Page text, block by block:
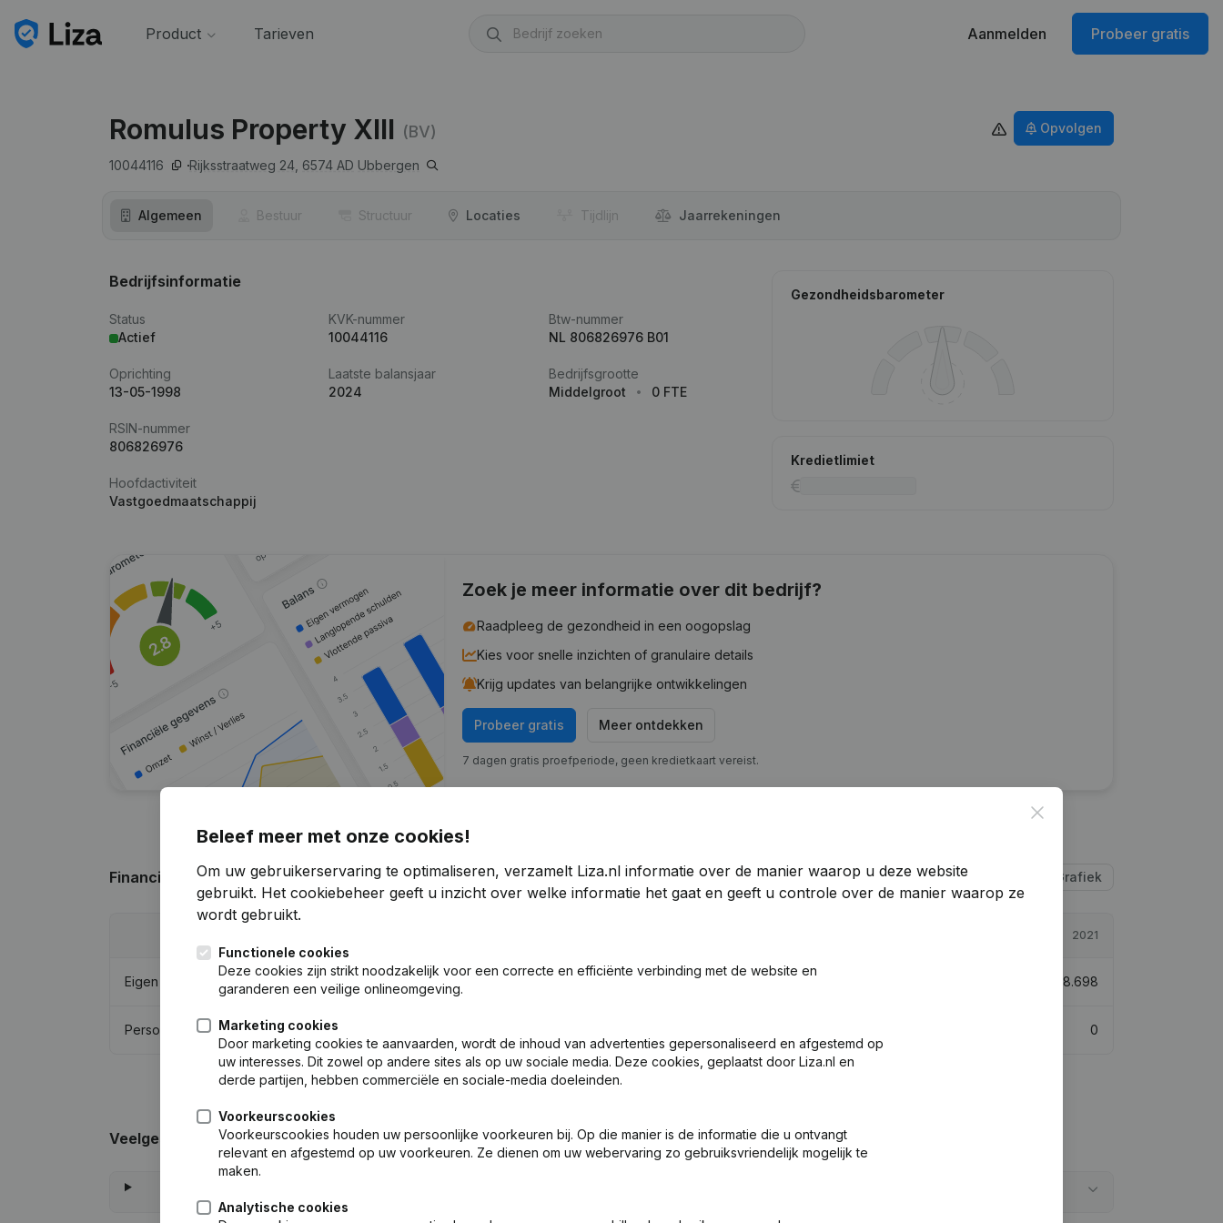
Product Tarieven Aanmelden Probeer gratis
Romulus Property XIII (BV)
10044116 Rijksstraatweg 24, 6574 AD Ubbergen
Opvolgen
Algemeen Bestuur Structuur Locaties Tijdlijn Jaar­rekeningen
Bedrijfsinformatie
Status
Actief
KVK-nummer
10044116
Btw-nummer
NL 806826976 B01
Oprichting
13-05-1998
Laatste balansjaar
2024
Bedrijfsgrootte
Middelgroot
0 FTE
RSIN-nummer
806826976
Hoofdactiviteit
Vastgoedmaatschappij
Gezondheidsbarometer
Kredietlimiet
Zoek je meer informatie over dit bedrijf?
Raadpleeg de gezondheid in een oogopslag
Kies voor snelle inzichten of granulaire details
Krijg updates van belangrijke ontwikkelingen
Probeer gratis Meer ontdekken
7 dagen gratis proefperiode, geen kredietkaart vereist.
Financiële gegevensvan Romulus Property XIII Grafiek
2021
Eigen vermogen € 6.171.018 3,69% 1,49% 2.608.698
Personeel 0
Veelgestelde vragen
Close
Beleef meer met onze cookies!
Om uw gebruikerservaring te optimaliseren, verzamelt Liza.nl informatie over de manier waarop u deze website
gebruikt. Het cookiebeheer geeft u inzicht over welke informatie het gaat en geeft u controle over de manier waarop ze
wordt gebruikt.
Functionele cookies
Deze cookies zijn strikt noodzakelijk voor een correcte en efficiënte verbinding met de website en
garanderen een veilige onlineomgeving.
Marketing cookies
Door marketing cookies te aanvaarden, wordt de inhoud van advertenties gepersonaliseerd en afgestemd op
uw interesses. Dit zowel op andere sites als op uw sociale media. Deze cookies, geplaatst door Liza.nl en
derde partijen, hebben commerciële en sociale-media doeleinden.
Voorkeurscookies
Voorkeurscookies houden uw persoonlijke voorkeuren bij. Op die manier is de informatie die u ontvangt
relevant en afgestemd op uw voorkeuren. Ze dienen om uw webervaring zo gebruiksvriendelijk mogelijk te
maken.
Analytische cookies